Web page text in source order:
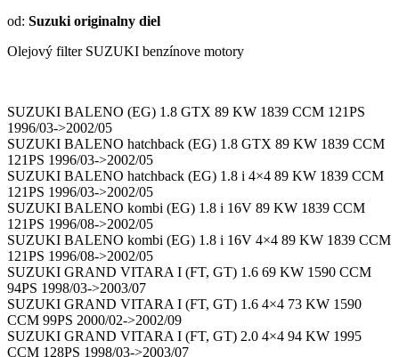
od: Suzuki originalny diel
Olejový filter SUZUKI benzínove motory
SUZUKI BALENO (EG) 1.8 GTX 89 KW 1839 CCM 121PS
1996/03->2002/05
SUZUKI BALENO hatchback (EG) 1.8 GTX 89 KW 1839 CCM
121PS 1996/03->2002/05
SUZUKI BALENO hatchback (EG) 1.8 i 4×4 89 KW 1839 CCM
121PS 1996/03->2002/05
SUZUKI BALENO kombi (EG) 1.8 i 16V 89 KW 1839 CCM
121PS 1996/08->2002/05
SUZUKI BALENO kombi (EG) 1.8 i 16V 4×4 89 KW 1839 CCM
121PS 1996/08->2002/05
SUZUKI GRAND VITARA I (FT, GT) 1.6 69 KW 1590 CCM
94PS 1998/03->2003/07
SUZUKI GRAND VITARA I (FT, GT) 1.6 4×4 73 KW 1590
CCM 99PS 2000/02->2002/09
SUZUKI GRAND VITARA I (FT, GT) 2.0 4×4 94 KW 1995
CCM 128PS 1998/03->2003/07